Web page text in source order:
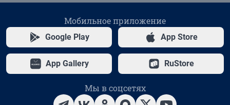
Мобильное приложение
Google Play App Store
App Gallery RuStore
Мы в соцсетях